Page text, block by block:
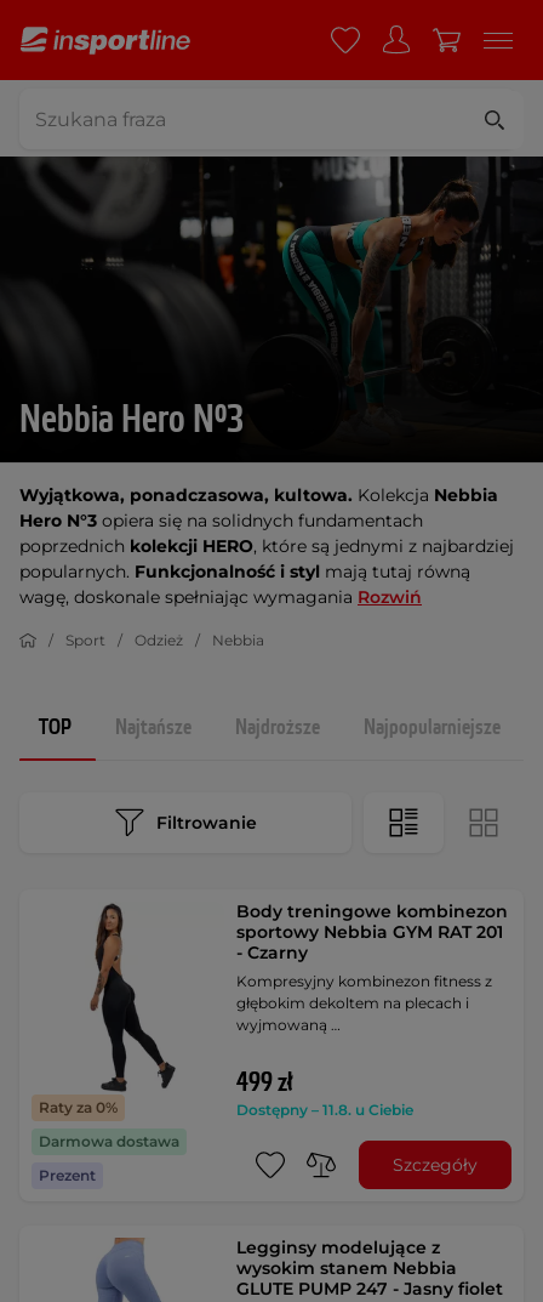
Nebbia Hero N°3
Wyjątkowa, ponadczasowa, kultowa. Kolekcja Nebbia
Hero N°3 opiera się na solidnych fundamentach
poprzednich kolekcji HERO, które są jednymi z najbardziej
popularnych. Funkcjonalność i styl mają tutaj równą
wagę, doskonale spełniając wymagania Rozwiń
Sport Odzież Nebbia
TOP Najtańsze Najdroższe Najpopularniejsze
Filtrowanie
Raty za 0%
Darmowa dostawa
Prezent
Body treningowe kombinezon
sportowy Nebbia GYM RAT 201
- Czarny
Kompresyjny kombinezon fitness z
głębokim dekoltem na plecach i
wyjmowaną …
499 zł
Dostępny – 11.8. u Ciebie
Szczegóły
Legginsy modelujące z
wysokim stanem Nebbia
GLUTE PUMP 247 - Jasny fiolet